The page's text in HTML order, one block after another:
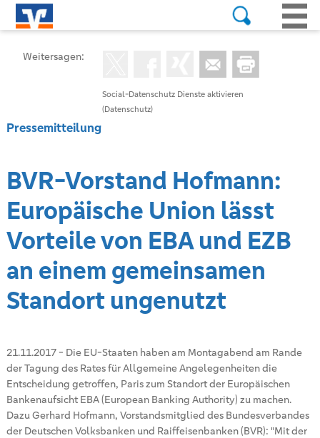
Social-Datenschutz Dienste aktivieren
(Datenschutz)
Weitersagen:
Pressemitteilung
BVR-Vorstand Hofmann:
Europäische Union lässt
Vorteile von EBA und EZB
an einem gemeinsamen
Standort ungenutzt
21.11.2017- Die EU-Staaten haben am Montagabend am Rande
der Tagung des Rates für Allgemeine Angelegenheiten die
Entscheidung getroffen, Paris zum Standort der Europäischen
Bankenaufsicht EBA (European Banking Authority) zu machen.
Dazu Gerhard Hofmann, Vorstandsmitglied des Bundesverbandes
der Deutschen Volksbanken und Raiffeisenbanken (BVR): "Mit der